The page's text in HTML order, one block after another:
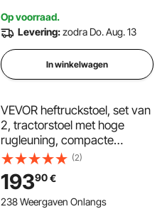
160-340mm sleuf
Op voorraad.
Levering:zodra Do. Aug. 13
In winkelwagen
VEVOR heftruckstoel, set van
2, tractorstoel met hoge
rugleuning, compacte
tractorstoel, zwart vinyl,
heftruckstoel met
afvoergaten, comfortabele
heftruckstoel voor laders,
(2)
19390€
238 Weergaven Onlangs